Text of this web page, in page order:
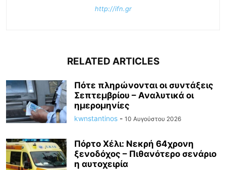
http://ifn.gr
RELATED ARTICLES
Πότε πληρώνονται οι συντάξεις
Σεπτεμβρίου – Αναλυτικά οι
ημερομηνίες
kwnstantinos - 10 Αυγούστου 2026
Πόρτο Χέλι: Νεκρή 64χρονη
ξενοδόχος – Πιθανότερο σενάριο
η αυτοχειρία